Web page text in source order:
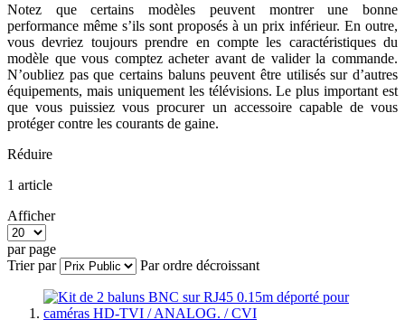
Notez que certains modèles peuvent montrer une bonne
performance même s’ils sont proposés à un prix inférieur. En outre,
vous devriez toujours prendre en compte les caractéristiques du
modèle que vous comptez acheter avant de valider la commande.
N’oubliez pas que certains baluns peuvent être utilisés sur d’autres
équipements, mais uniquement les télévisions. Le plus important est
que vous puissiez vous procurer un accessoire capable de vous
protéger contre les courants de gaine.
Réduire
1 article
Afficher
par page
Trier par
Par ordre décroissant